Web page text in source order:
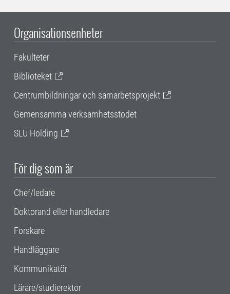
Organisationsenheter
Fakulteter
Biblioteket
Centrumbildningar och samarbetsprojekt
Gemensamma verksamhetsstödet
SLU Holding
För dig som är
Chef/ledare
Doktorand eller handledare
Forskare
Handläggare
Kommunikatör
Lärare/studierektor